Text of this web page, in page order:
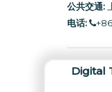
公共交通:
电话:
Digital